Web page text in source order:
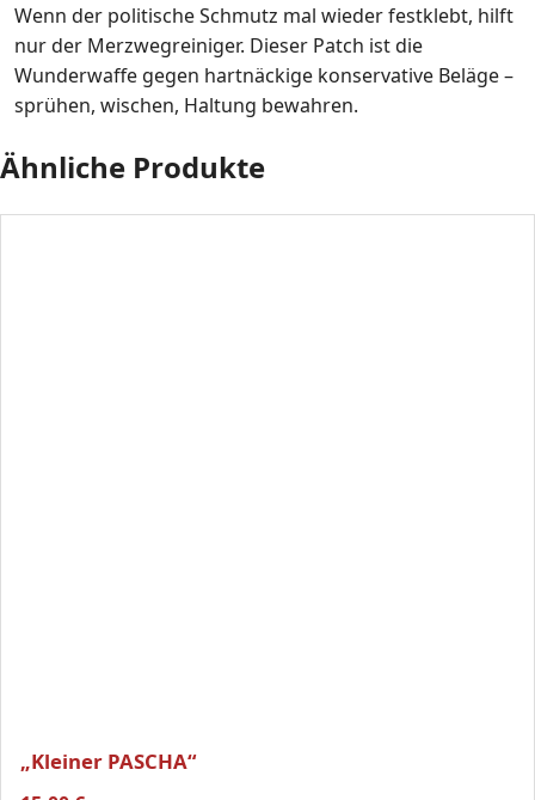
Wenn der politische Schmutz mal wieder festklebt, hilft
nur der Merzwegreiniger. Dieser Patch ist die
Wunderwaffe gegen hartnäckige konservative Beläge –
sprühen, wischen, Haltung bewahren.
Ähnliche Produkte
„Kleiner PASCHA“